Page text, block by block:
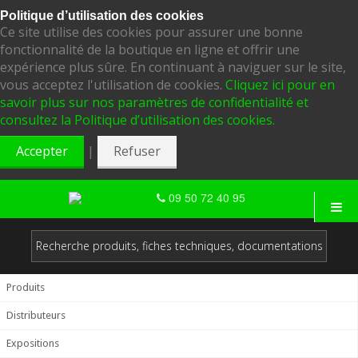
Politique d’utilisation des cookies
Ce site utilise des cookies pour assurer une bonne
fonctionnalité de la boutique en ligne et offrir une
expérience plus sûre. En continuant à naviguer sur le site,
vous acceptez l'utilisation de cookies. Cliquez ici pour en
savoir plus sur nos paramètres de confidentialité et
consultez la Politique d’utilisation des cookies.
Accepter
| Refuser
09 50 72 40 95
Produits
Distributeurs
Expositions